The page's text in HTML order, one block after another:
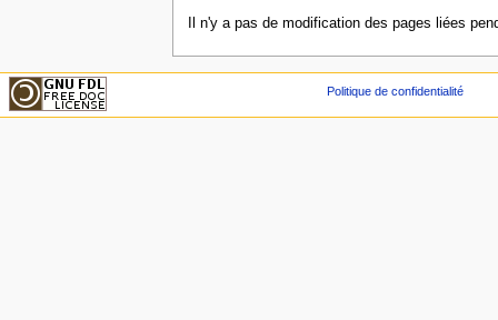
Il n'y a pas de modification des pages liées
Politique de confidentialité